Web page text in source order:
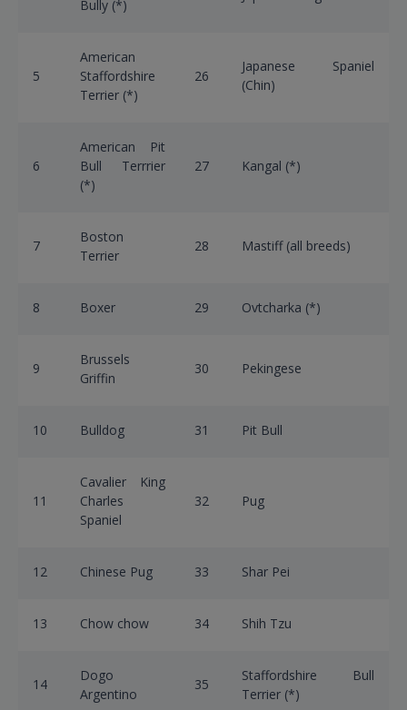
Bully (*)
5
American
Staffordshire
Terrier (*)
26
Japanese Spaniel
(Chin)
6
American Pit
Bull Terrrier
(*)
27 Kangal (*)
7
Boston
Terrier
28 Mastiff (all breeds)
8 Boxer 29 Ovtcharka (*)
9
Brussels
Griffin
30 Pekingese
10 Bulldog 31 Pit Bull
11
Cavalier King
Charles
Spaniel
32 Pug
12 Chinese Pug 33 Shar Pei
13 Chow chow 34 Shih Tzu
14
Dogo
Argentino
35
Staffordshire Bull
Terrier (*)